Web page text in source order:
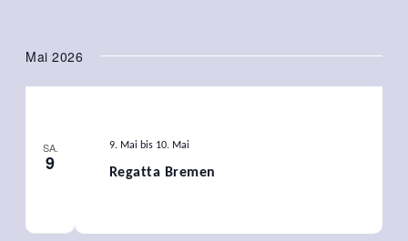
Mai 2026
SA.
9 Regatta Bremen
9. Mai bis 10. Mai